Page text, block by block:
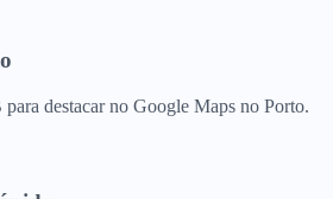
destacar no Google Maps no Porto.